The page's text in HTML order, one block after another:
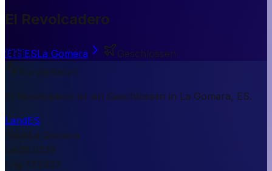
El Revolcadero
🇪🇸ESLa Gomera
Geschlossen
Kurzantwort
El Revolcadero ist ein Geschlossen in La Gomera, ES.
LandES
StadtLa Gomera
Lat28.0226
Lng-17.2423